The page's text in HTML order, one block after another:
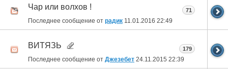
Чар или волхов !
Последнее сообщение от радик 11.01.2016 22:49
71
ВИТЯЗЬ
Последнее сообщение от Джезебет 24.11.2015 22:39
179